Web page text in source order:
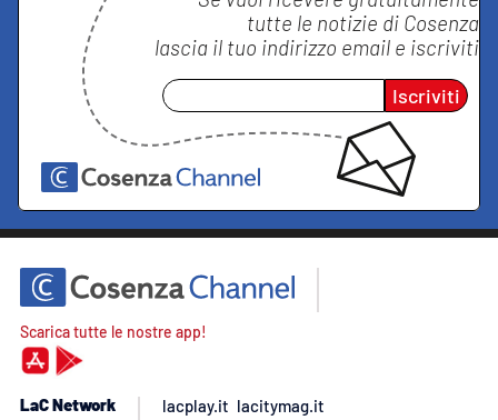
tutte le notizie di Cosenza
lascia il tuo indirizzo email e iscriviti
Iscriviti
Scarica tutte le nostre app!
LaC Network
lacplay.it lacitymag.it